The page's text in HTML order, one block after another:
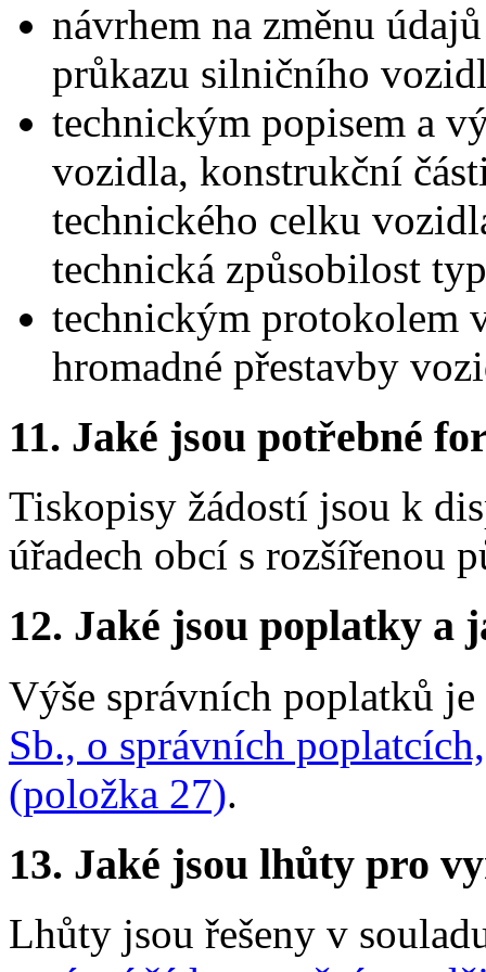
návrhem na změnu
průkazu silničního
technickým popisem a
vozidla, konstrukční
technického celku
technická způsobilost
technickým protokolem
hromadné přestavby
11. Jaké jsou potřebné
Tiskopisy žádostí jsou k
úřadech obcí s rozšířenou
12. Jaké jsou poplatky a
Výše správních poplatků
Sb., o správních
(položka 27).
13. Jaké jsou lhůty pro
Lhůty jsou řešeny v